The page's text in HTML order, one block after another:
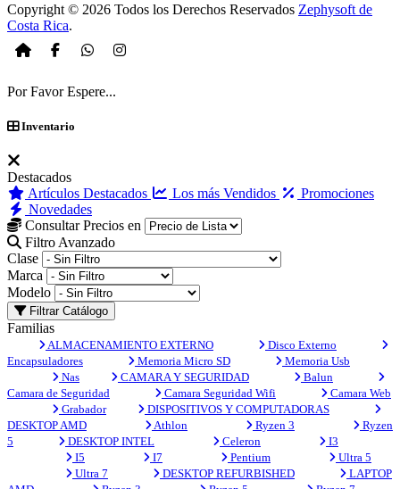
Copyright © 2026 Todos los Derechos Reservados Zephysoft de
Costa Rica.
Por Favor Espere...
Inventario
Destacados
Artículos Destacados
Los más Vendidos
Promociones
Novedades
Consultar Precios en
Filtro Avanzado
Clase
Marca
Modelo
Filtrar Catálogo
Familias
ALMACENAMIENTO EXTERNO
Disco Externo
Encapsuladores
Memoria Micro SD
Memoria Usb
Nas
CAMARA Y SEGURIDAD
Balun
Camara de Seguridad
Camara Seguridad Wifi
Camara Web
Grabador
DISPOSITIVOS Y COMPUTADORAS
DESKTOP AMD
Athlon Ryzen 3
Ryzen
5
DESKTOP INTEL Celeron
I3
I5
I7 Pentium
Ultra 5
Ultra 7
DESKTOP REFURBISHED
LAPTOP